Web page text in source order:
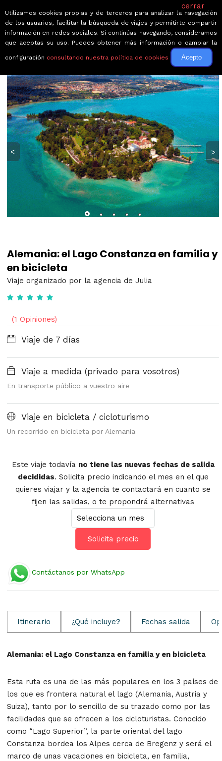
← Volver a Circuitos por Alemania
< >
Alemania: el Lago Constanza en familia y
en bicicleta
Viaje organizado por la agencia de Julia
(1 Opiniones)
Viaje de 7 días
Viaje a medida (privado para vosotros)
En transporte público a vuestro aire
Viaje en bicicleta / cicloturismo
Un recorrido en bicicleta por Alemania
Este viaje todavía no tiene las nuevas fechas de salida
decididas. Solicita precio indicando el mes en el que
quieres viajar y la agencia te contactará en cuanto se
fijen las salidas, o te propondrá alternativas
Solicita precio
Contáctanos por WhatsApp
Itinerario ¿Qué incluye? Fechas salida
Alemania: el Lago Constanza en familia y en bicicleta
Esta ruta es una de las más populares en los 3 países de
los que es frontera natural el lago (Alemania, Austria y
Suiza), tanto por lo sencillo de su trazado como por las
facilidades que se ofrecen a los cicloturistas. Conocido
como “Lago Superior”, la parte oriental del lago
Constanza bordea los Alpes cerca de Bregenz y será el
marco de unas vacaciones en bicicleta, en familia,
cerrar
Utilizamos cookies propias y de terceros para analizar la navegación
de los usuarios, facilitar la búsqueda de viajes y permitirte compartir
información en redes sociales. Si continúas navegando, consideramos
que aceptas su uso. Puedes obtener más información o cambiar la
configuración consultando nuestra política de cookies Acepto